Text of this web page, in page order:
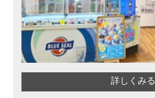
詳しくみる